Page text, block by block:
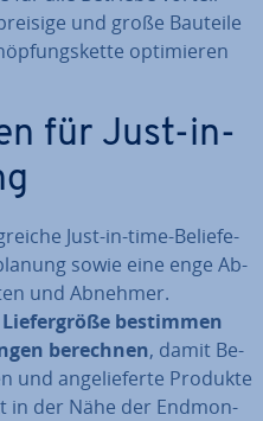
und große Bauteile
op­ti­mie­ren
für Just-in-
Just-in-time-Be­lie­fe­
sowie eine enge Ab­
und Abnehmer.
bestimmen
berechnen, damit Be­
und an­ge­lie­fer­te Produkte
in der Nähe der End­mon­